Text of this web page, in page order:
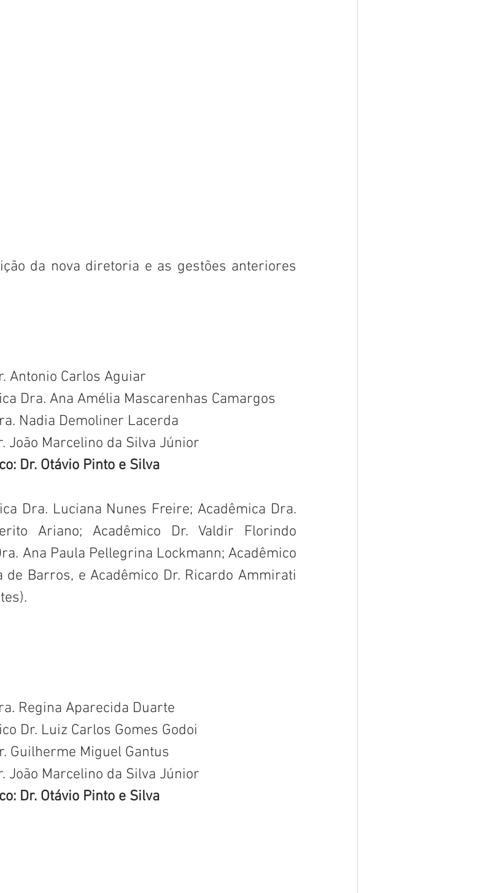
da nova diretoria e as gestões anteriores
Antonio Carlos Aguiar
Dra. Ana Amélia Mascarenhas Camargos
Nadia Demoliner Lacerda
João Marcelino da Silva Júnior
Dr. Otávio Pinto e Silva
Dra. Luciana Nunes Freire; Acadêmica Dra.
Ariano; Acadêmico Dr. Valdir Florindo
Ana Paula Pellegrina Lockmann; Acadêmico
de Barros, e Acadêmico Dr. Ricardo Ammirati
Regina Aparecida Duarte
Dr. Luiz Carlos Gomes Godoi
Guilherme Miguel Gantus
João Marcelino da Silva Júnior
Dr. Otávio Pinto e Silva